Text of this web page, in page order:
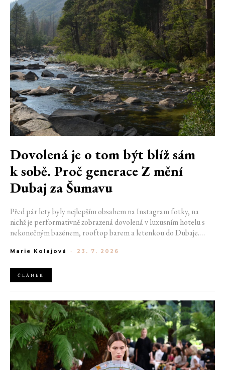
Dovolená je o tom být blíž sám
k sobě. Proč generace Z mění
Dubaj za Šumavu
Před pár lety byly nejlepším obsahem na Instagram fotky, na
nichž je performativně zobrazená dovolená v luxusním hotelu s
nekonečným bazénem, rooftop barem a letenkou do Dubaje.
horách. Ranní koupání v lomu. Výlet vlakem na Šumavu.
Marie Kolajová - 23. 7. 2026
ČLÁNEK